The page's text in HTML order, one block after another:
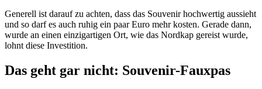
Generell ist darauf zu achten, dass das Souvenir hochwertig aussieht
und so darf es auch ruhig ein paar Euro mehr kosten. Gerade dann,
wurde an einen einzigartigen Ort, wie das Nordkap gereist wurde,
lohnt diese Investition.
Das geht gar nicht: Souvenir-Fauxpas